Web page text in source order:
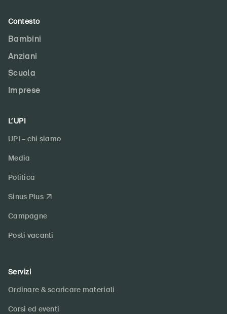
Contesto
Bambini
Anziani
Scuola
Imprese
L’UPI
UPI – chi siamo
Media
Politica
Sinus Plus
Campagne
Posti vacanti
Servizi
Ordinare & scaricare materiali
Corsi ed eventi